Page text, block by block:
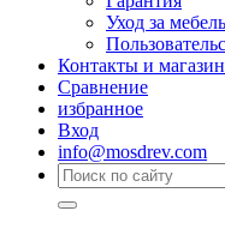
Уход за
Контакты и
Сравнение
избранное
Вход
info@mosdrev.com